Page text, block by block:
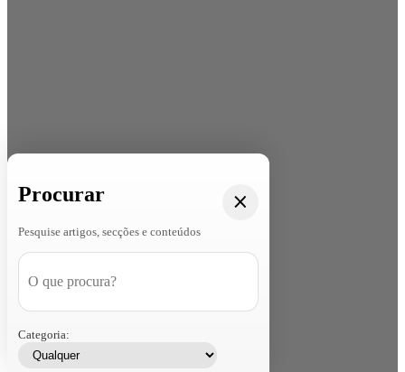
Procurar
Pesquise artigos, secções e conteúdos
Categoria: